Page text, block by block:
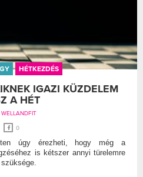
HÉTKEZDÉS
IGAZI KÜZDELEM
A HÉT
WELLANDFIT
0
úgy érezheti, hogy még a
is kétszer annyi türelemre